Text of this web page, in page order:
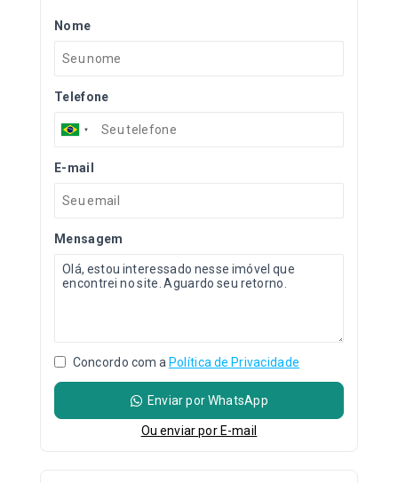
Nome
Telefone
E-mail
Mensagem
Concordo com a Política de Privacidade
Enviar por WhatsApp
Ou enviar por E-mail